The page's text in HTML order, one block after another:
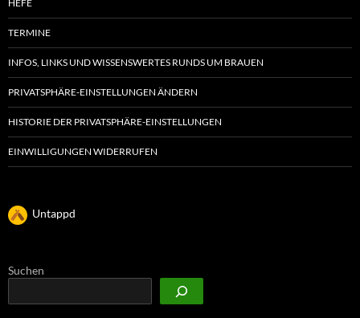
HEFE
TERMINE
INFOS, LINKS UND WISSENSWERTES RUNDS UM BRAUEN
PRIVATSPHÄRE-EINSTELLUNGEN ÄNDERN
HISTORIE DER PRIVATSPHÄRE-EINSTELLUNGEN
EINWILLIGUNGEN WIDERRUFEN
Untappd
Suchen